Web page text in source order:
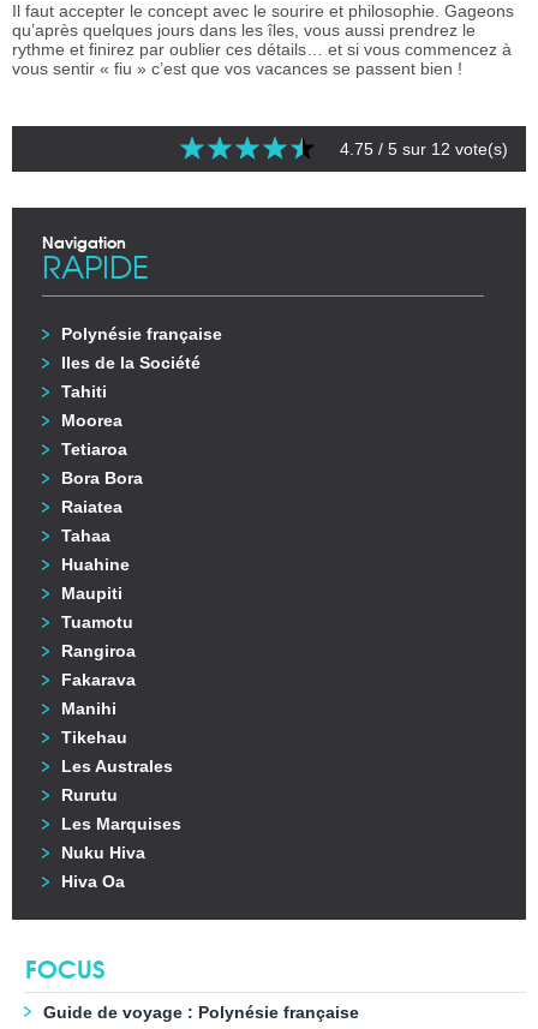
Il faut accepter le concept avec le sourire et philosophie. Gageons
qu’après quelques jours dans les îles, vous aussi prendrez le
rythme et finirez par oublier ces détails… et si vous commencez à
vous sentir « fiu » c’est que vos vacances se passent bien !
4.75 / 5 sur 12 vote(s)
Navigation
RAPIDE
Polynésie française
Iles de la Société
Tahiti
Moorea
Tetiaroa
Bora Bora
Raiatea
Tahaa
Huahine
Maupiti
Tuamotu
Rangiroa
Fakarava
Manihi
Tikehau
Les Australes
Rurutu
Les Marquises
Nuku Hiva
Hiva Oa
FOCUS
Guide de voyage : Polynésie française